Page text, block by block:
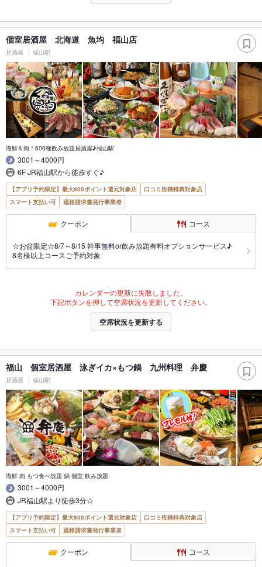
個室居酒屋 北海道 魚均 福山店
居酒屋 福山駅
海鮮＆肉！600種飲み放題居酒屋♪福山駅
3001～4000円
6F JR福山駅から徒歩すぐ♪
【アプリ予約限定】最大800ポイント還元対象店
口コミ投稿特典対象店
スマート支払い可
適格請求書発行事業者
クーポン コース
☆お盆限定☆8/7～8/15 幹事無料or飲み放題有料オプションサービス♪
8名様以上コースご予約対象
カレンダーの更新に失敗しました。
下記ボタンを押して空席状況を更新してください。
空席状況を更新する
福山 個室居酒屋 泳ぎイカ×もつ鍋 九州料理 弁慶
居酒屋 福山駅
海鮮 肉 もつ食べ放題 鍋 個室 飲み放題
3001～4000円
JR福山駅より徒歩3分☆
【アプリ予約限定】最大800ポイント還元対象店
口コミ投稿特典対象店
スマート支払い可
適格請求書発行事業者
クーポン コース